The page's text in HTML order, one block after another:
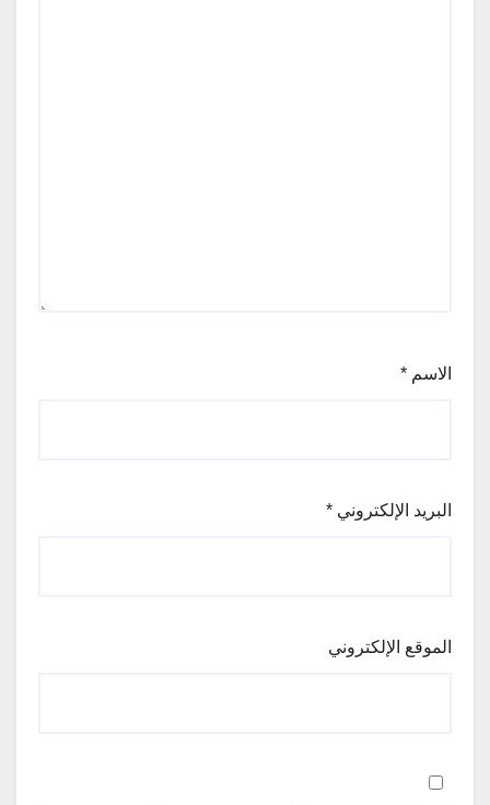
الاسم *
البريد الإلكتروني *
الموقع الإلكتروني